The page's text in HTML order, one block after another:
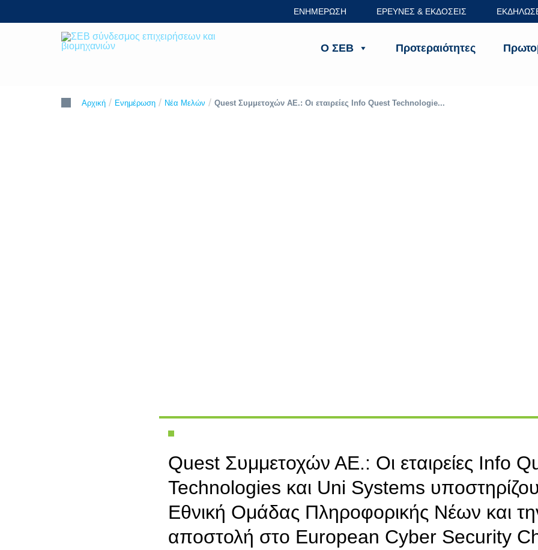
content
ΕΝΗΜΕΡΩΣΗ ΕΡΕΥΝΕΣ & ΕΚΔΟΣΕΙΣ
Ο ΣΕΒ Προτεραιότητες
Αρχική / Ενημέρωση / Νέα Μελών / Quest Συμμετοχών ΑΕ.: Οι εταιρείες Info Quest Technologie...
Quest Συμμετοχών ΑΕ.: Οι εταιρείες Info
Technologies και Uni Systems
Εθνική Ομάδας Πληροφορικής Νέων και
αποστολή στο European Cyber Security